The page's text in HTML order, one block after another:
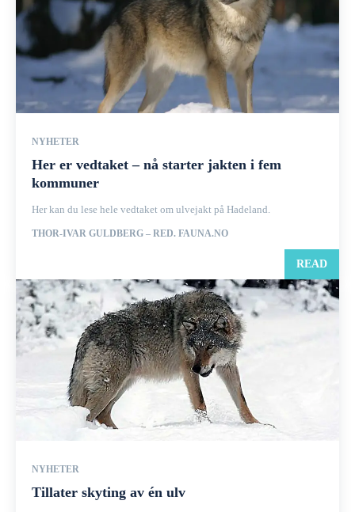
NYHETER
Her er vedtaket – nå starter jakten i fem
kommuner
Her kan du lese hele vedtaket om ulvejakt på Hadeland.
THOR-IVAR GULDBERG – RED. FAUNA.NO
READ
NYHETER
Tillater skyting av én ulv